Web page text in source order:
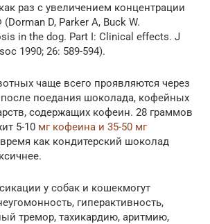
раз с увеличением концентрации
D, Parker A, Buck W.
in the dog. Part I: Clinical effects. J
1990; 26: 589-594).
чаще всего проявляются через
поедания шоколада, кофейных
содержащих кофеин. 28 граммов
5-10 мг кофеина и 35-50 мг
как кондитерский шоколад
у собак и кошекмогут
гиперактивность,
тремор, тахикардию, аритмию,